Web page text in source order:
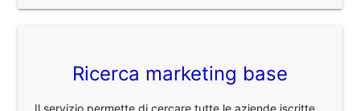
Ricerca marketing base